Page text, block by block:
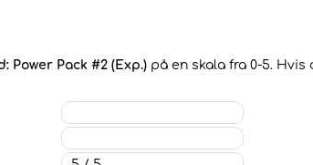
Power Pack #2 (Exp.) på en skala fra 0-5.